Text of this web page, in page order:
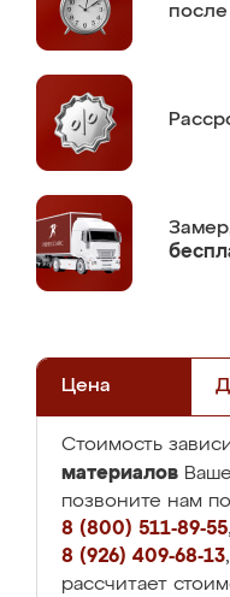
Цена
Стоимость
материалов
позвоните нам
8 (800) 511-89-55,
8 (926) 409-68-13
рассчитает